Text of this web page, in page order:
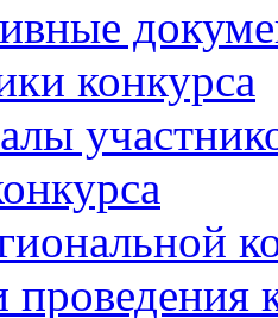
конкурса